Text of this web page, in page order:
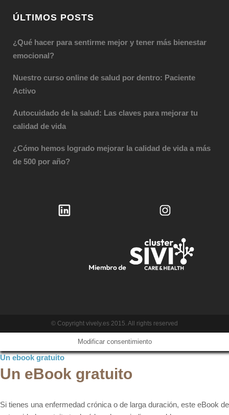
ÚLTIMOS POSTS
¿Qué hacer para sentirme mejor y tener más bienestar
emocional?
Nuestro curso online de salud por dentro: Paciente
Activo
Autocuidado de la salud: Las claves para mejorar tu
calidad de vida
¿Cómo hemos logrado mejorar la calidad de vida a más
de 500 por año?
© Copyright vively.es 2015. All rights reserved
Modificar consentimiento
Un ebook gratuito
Un eBook gratuito
Si tienes una enfermedad crónica o de larga duración, este eBook de